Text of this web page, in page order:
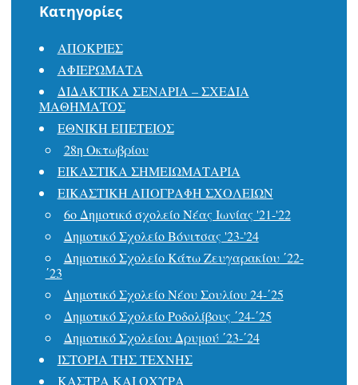
Kατηγορίες
ΑΠΟΚΡΙΕΣ
ΑΦΙΕΡΩΜΑΤΑ
ΔΙΔΑΚΤΙΚΑ ΣΕΝΑΡΙΑ – ΣΧΕΔΙΑ
ΜΑΘΗΜΑΤΟΣ
ΕΘΝΙΚΗ ΕΠΕΤΕΙΟΣ
28η Οκτωβρίου
ΕΙΚΑΣΤΙΚΑ ΣΗΜΕΙΩΜΑΤΑΡΙΑ
ΕΙΚΑΣΤΙΚΗ ΑΠΟΓΡΑΦΗ ΣΧΟΛΕΙΩΝ
6ο Δημοτικό σχολείο Νέας Ιωνίας '21-'22
Δημοτικό Σχολείο Βόνιτσας '23-'24
Δημοτικό Σχολείο Κάτω Ζευγαρακίου ΄22-
΄23
Δημοτικό Σχολείο Νέου Σουλίου 24-΄25
Δημοτικό Σχολείο Ροδολίβους ΄24-΄25
Δημοτικό Σχολείου Δρυμού ΄23-΄24
ΙΣΤΟΡΙΑ ΤΗΣ ΤΕΧΝΗΣ
ΚΑΣΤΡΑ ΚΑΙ ΟΧΥΡΑ